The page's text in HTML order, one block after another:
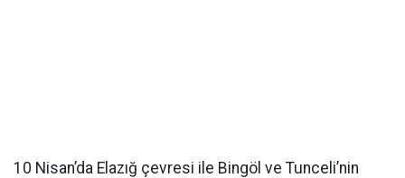
10 Nisan’da Elazığ çevresi ile Bingöl ve Tunceli’nin